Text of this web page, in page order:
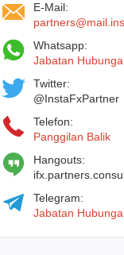
E-Mail:
Whatsapp:
Jabatan
Twitter:
@InstaFxPartner
Telefon:
Panggilan Balik
Hangouts:
Telegram:
Jabatan